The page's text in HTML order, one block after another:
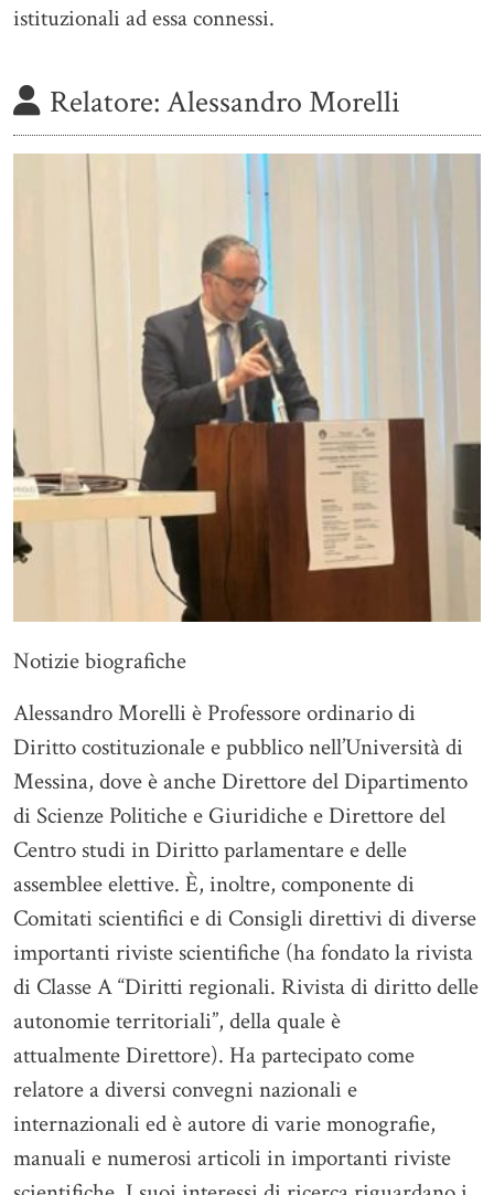
istituzionali ad essa connessi.
Relatore:Alessandro Morelli
Notizie biografiche
Alessandro Morelli è Professore ordinario di
Diritto costituzionale e pubblico nell’Università di
Messina, dove è anche Direttore del Dipartimento
di Scienze Politiche e Giuridiche e Direttore del
Centro studi in Diritto parlamentare e delle
assemblee elettive. È, inoltre, componente di
Comitati scientifici e di Consigli direttivi di diverse
importanti riviste scientifiche (ha fondato la rivista
di Classe A “Diritti regionali. Rivista di diritto delle
autonomie territoriali”, della quale è
attualmente Direttore). Ha partecipato come
relatore a diversi convegni nazionali e
internazionali ed è autore di varie monografie,
manuali e numerosi articoli in importanti riviste